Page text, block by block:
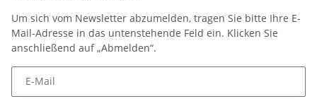
Um sich vom Newsletter abzumelden, tragen Sie bitte Ihre E-
Mail-Adresse in das untenstehende Feld ein. Klicken Sie
anschließend auf „Abmelden“.
E-Mail